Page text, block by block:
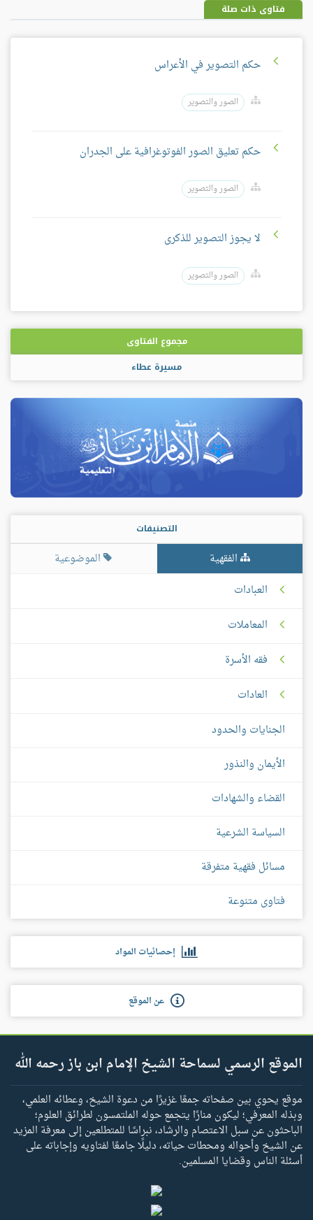
فتاوى ذات صلة
حكم التصوير في الأعراس
الصور والتصوير
حكم تعليق الصور الفوتوغرافية على الجدران
الصور والتصوير
لا يجوز التصوير للذكرى
الصور والتصوير
مجموع الفتاوى
مسيرة عطاء
التصنيفات
الفقهية
الموضوعية
العبادات
المعاملات
فقه الأسرة
العادات
الجنايات والحدود
الأيمان والنذور
القضاء والشهادات
السياسة الشرعية
مسائل فقهية متفرقة
فتاوى متنوعة
إحصائيات المواد
عن الموقع
الموقع الرسمي لسماحة الشيخ الإمام ابن باز رحمه الله
موقع يحوي بين صفحاته جمعًا غزيرًا من دعوة الشيخ، وعطائه العلمي،
وبذله المعرفي؛ ليكون منارًا يتجمع حوله الملتمسون لطرائق العلوم؛
الباحثون عن سبل الاعتصام والرشاد، نبراسًا للمتطلعين إلى معرفة المزيد
عن الشيخ وأحواله ومحطات حياته، دليلًا جامعًا لفتاويه وإجاباته على
أسئلة الناس وقضايا المسلمين.